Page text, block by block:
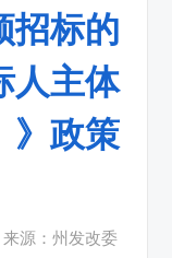
招标的
人主体
》政策
来源：州发改委